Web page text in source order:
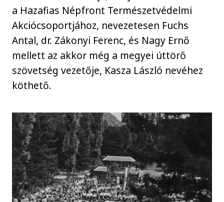
a Hazafias Népfront Természetvédelmi
Akciócsoportjához, nevezetesen Fuchs
Antal, dr. Zákonyi Ferenc, és Nagy Ernő
mellett az akkor még a megyei úttörő
szövetség vezetője, Kasza László nevéhez
köthető.